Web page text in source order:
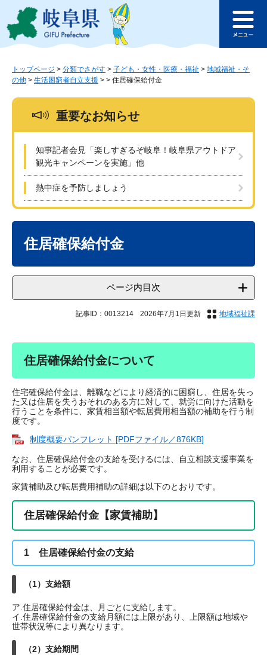
ジ
ュ
このページの本文へ
ュ
トップページ > 分類でさがす > 子ども・女性・医療・福祉 > 地域福祉・そ
の他 > 生活困窮者自立支援 > > 住居確保給付金
重要なお知らせ
知事記者会見「楽しすぎるぞ岐阜！岐阜県アウトドア
観光キャンペーンを実施」他
熱中症を予防しましょう
住居確保給付金
ページ内目次
記事ID：0013214 2026年7月1日更新 地域福祉課
住居確保給付金について
住宅確保給付金は、離職などにより経済的に困窮し、住居を失っ
た又は住居を失うおそれのある方に対して、就労に向けた活動を
行うことを条件に、家賃相当額や転居費用相当額の補助を行う制
度です。
制度概要パンフレット [PDFファイル／876KB]
なお、住居確保給付金の支給を受けるには、自立相談支援事業を
利用することが必要です。
家賃補助及び転居費用補助の詳細は以下のとおりです。
住居確保給付金【家賃補助】
1 住居確保給付金の支給
（1）支給額
ア.住居確保給付金は、月ごとに支給します。
イ.住居確保給付金の支給月額には上限があり、上限額は地域や
世帯状況等により異なります。
（2）支給期間